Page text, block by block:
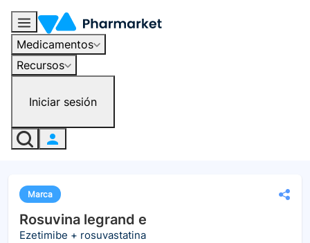
Medicamentos
Recursos
Iniciar sesión
Marca
Rosuvina legrand e
Ezetimibe + rosuvastatina